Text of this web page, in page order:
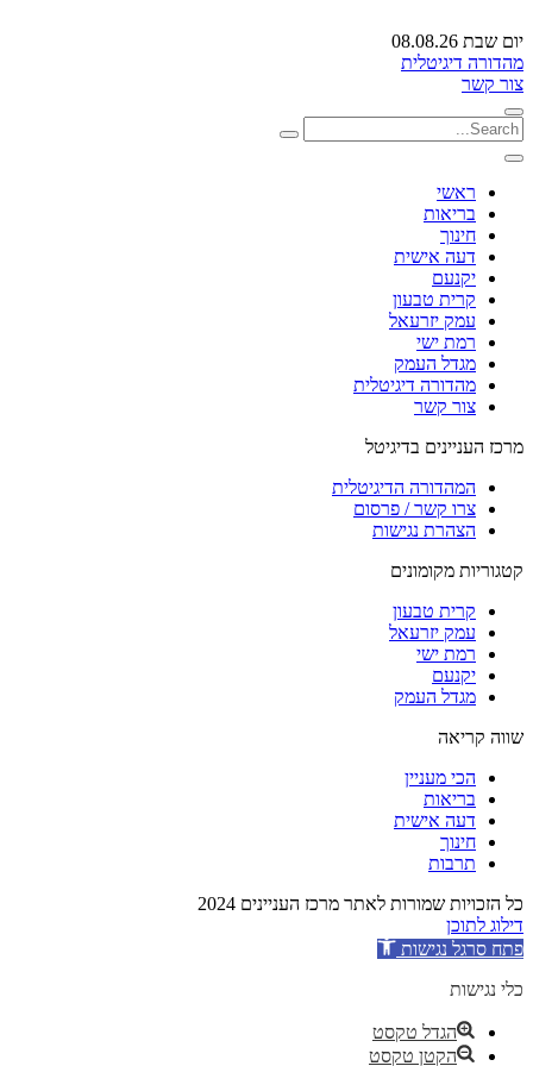
יום שבת 08.08.26
מהדורה דיגיטלית
צור קשר
ראשי
בריאות
חינוך
דעה אישית
יקנעם
קרית טבעון
עמק יזרעאל
רמת ישי
מגדל העמק
מהדורה דיגיטלית
צור קשר
מרכז העניינים בדיגיטל
המהדורה הדיגיטלית
צרו קשר / פרסום
הצהרת נגישות
קטגוריות מקומונים
קרית טבעון
עמק יזרעאל
רמת ישי
יקנעם
מגדל העמק
שווה קריאה
הכי מעניין
בריאות
דעה אישית
חינוך
תרבות
כל הזכויות שמורות לאתר מרכז העניינים 2024
דילוג לתוכן
פתח סרגל נגישות
כלי נגישות
הגדל טקסט
הקטן טקסט